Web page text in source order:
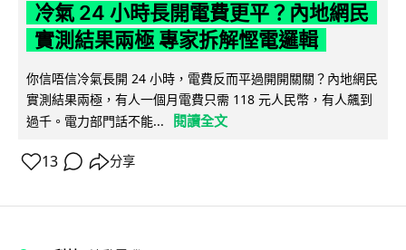
冷氣 24 小時長開電費更平？內地網民
實測結果兩極 專家拆解慳電邏輯
你信唔信冷氣長開 24 小時，電費反而平過開開關關？內地網民
實測結果兩極，有人一個月電費只需 118 元人民幣，有人飆到
過千。電力部門話不能...
閱讀全文
13 分享